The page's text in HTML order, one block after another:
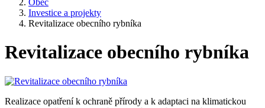
Obec
Investice a projekty
Revitalizace obecního rybníka
Revitalizace obecního rybníka
Realizace opatření k ochraně přírody a k adaptaci na klimatickou